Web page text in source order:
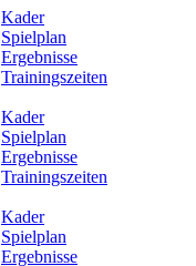
Kader
Spielplan
Ergebnisse
Trainingszeiten
Kader
Spielplan
Ergebnisse
Trainingszeiten
Kader
Spielplan
Ergebnisse